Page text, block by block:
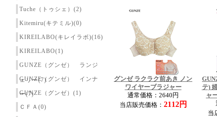
Tuche（トゥシェ）(2)
Kitemiru(キテミル)(0)
KIREILABO(キレイラボ)(16)
KIREILABO(1)
GUNZE（グンゼ） ランジ
ェリー(7)
GUNZE（グンゼ） インナ
ー(7)
GUNZE（グンゼ）(1)
ＣＦＡ(0)
グンゼ ラクラク前あき ノン
ワイヤーブラジャー
通常価格：2640円
当店販売価格： 2112円
テ)
ャ
当